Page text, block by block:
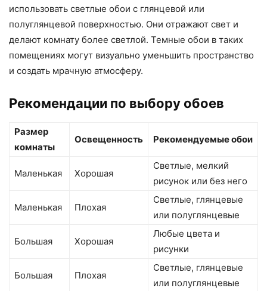
использовать светлые обои с глянцевой или
полуглянцевой поверхностью. Они отражают свет и
делают комнату более светлой. Темные обои в таких
помещениях могут визуально уменьшить пространство
и создать мрачную атмосферу.
Рекомендации по выбору обоев
Размер
комнаты
Освещенность Рекомендуемые обои
Маленькая Хорошая
Светлые, мелкий
рисунок или без него
Маленькая Плохая
Светлые, глянцевые
или полуглянцевые
Большая Хорошая
Любые цвета и
рисунки
Большая Плохая
Светлые, глянцевые
или полуглянцевые